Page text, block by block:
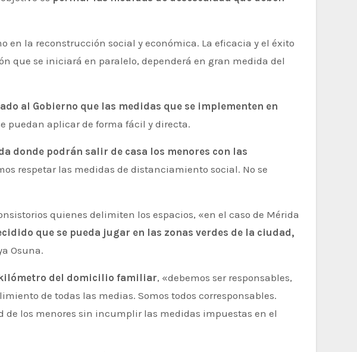
en la reconstrucción social y económica. La eficacia y el éxito
que se iniciará en paralelo, dependerá en gran medida del
al Gobierno que las medidas que se implementen en
puedan aplicar de forma fácil y directa.
donde podrán salir de casa los menores con las
respetar las medidas de distanciamiento social. No se
quienes delimiten los espacios, «en el caso de Mérida
que se pueda jugar en las zonas verdes de la ciudad,
Osuna.
kilómetro del domicilio familiar, «debemos ser responsables,
de todas las medias. Somos todos corresponsables.
los menores sin incumplir las medidas impuestas en el